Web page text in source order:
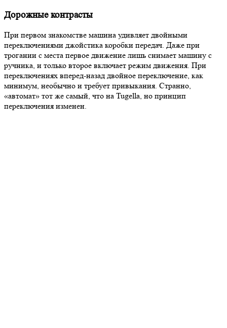
Дорожные контрасты
При первом знакомстве машина удивляет двойными
переключениями джойстика коробки передач. Даже при
трогании с места первое движение лишь снимает машину с
ручника, и только второе включает режим движения. При
переключениях вперед-назад двойное переключение, как
минимум, необычно и требует привыкания. Странно,
«автомат» тот же самый, что на Tugella, но принцип
переключения изменен.